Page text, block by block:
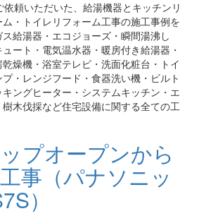
頼いただいた、給湯機器とキッチンリ
・トイレリフォーム工事の施工事例を
給湯器・エコジョーズ・瞬間湯沸し
ート・電気温水器・暖房付き給湯器・
燥機・浴室テレビ・洗面化粧台・トイ
・レンジフード・食器洗い機・ビルト
ングヒーター・システムキッチン・エ
木伐採など住宅設備に関する全ての工
プオープンから
事（パナソニッ
）